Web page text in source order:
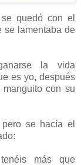
quedó con el
se lamentaba de
la vida
es yo, después
con su
se hacía el
más que